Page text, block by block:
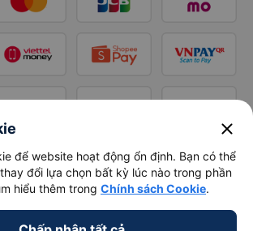
close
để website hoạt động ổn định. Bạn có thể
đổi lựa chọn bất kỳ lúc nào trong phần
hiểu thêm trong Chính sách Cookie.